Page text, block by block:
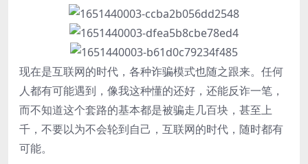
现在是互联网的时代，各种诈骗模式也随之跟来。任何
人都有可能遇到，像我这种懂的还好，还能反诈一笔，
而不知道这个套路的基本都是被骗走几百块，甚至上
千，不要以为不会轮到自己，互联网的时代，随时都有
可能。